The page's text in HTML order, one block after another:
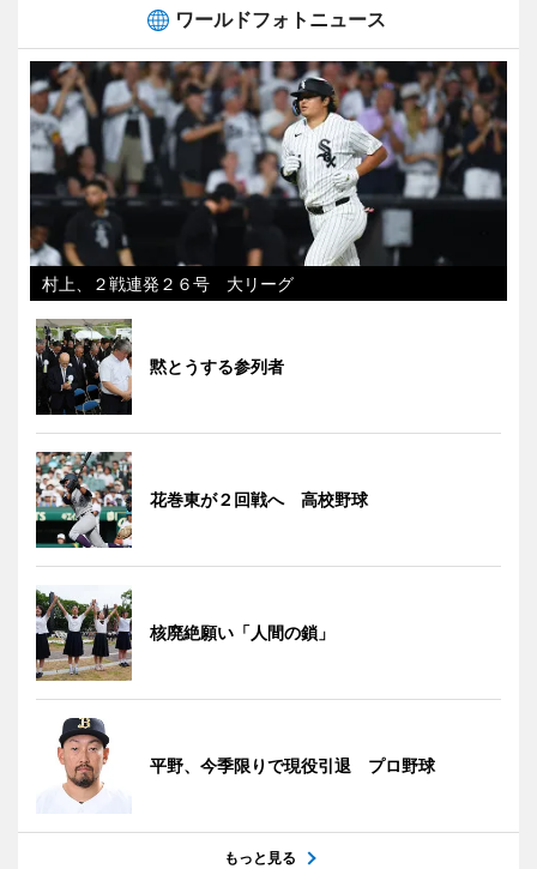
ワールドフォトニュース
村上、２戦連発２６号 大リーグ
黙とうする参列者
花巻東が２回戦へ 高校野球
核廃絶願い「人間の鎖」
平野、今季限りで現役引退 プロ野球
もっと見る